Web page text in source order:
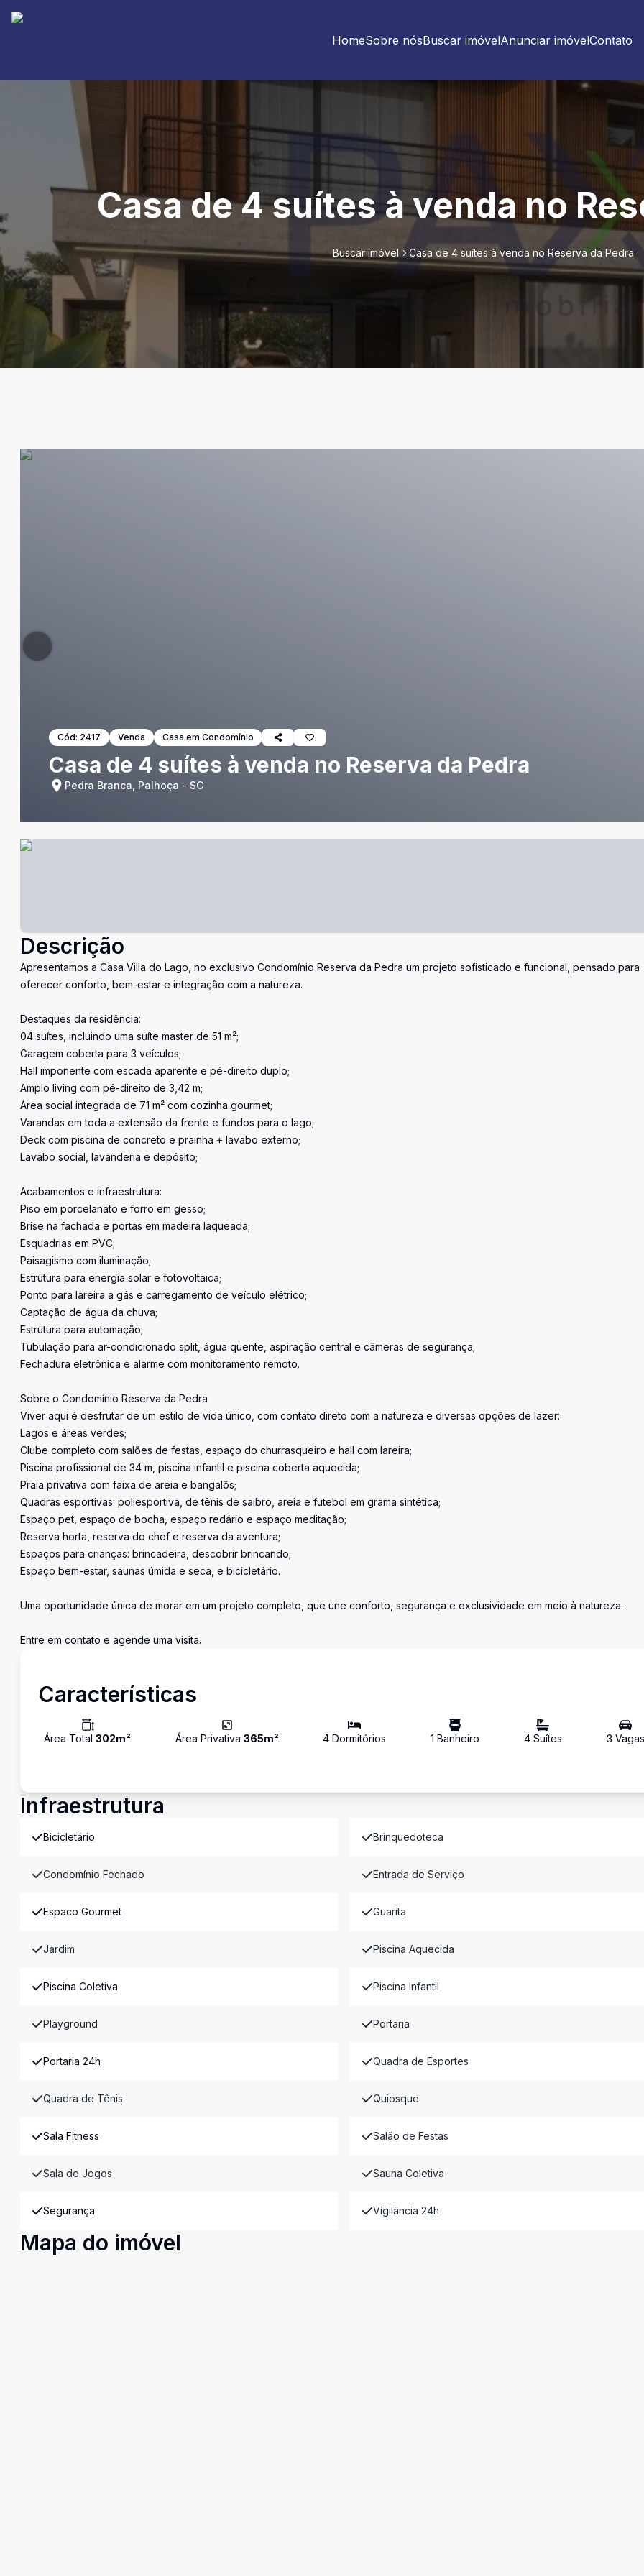
HomeSobre nósBuscar imóvelAnunciar imóvelContato
Casa de 4 suítes à venda no
Buscar imóvel Casa de 4 suítes à venda no Reserva da Pedra
Cód: 2417 Venda Casa em Condomínio
Casa de 4 suítes à venda no Reserva da Pedra
Pedra Branca, Palhoça - SC
Descrição
Apresentamos a Casa Villa do Lago, no exclusivo Condomínio Reserva da Pedra um projeto sofisticado e funcional, pensado para
oferecer conforto, bem-estar e integração com a natureza.
Destaques da residência:
04 suítes, incluindo uma suíte master de 51 m²;
Garagem coberta para 3 veículos;
Hall imponente com escada aparente e pé-direito duplo;
Amplo living com pé-direito de 3,42 m;
Área social integrada de 71 m² com cozinha gourmet;
Varandas em toda a extensão da frente e fundos para o lago;
Deck com piscina de concreto e prainha + lavabo externo;
Lavabo social, lavanderia e depósito;
Acabamentos e infraestrutura:
Piso em porcelanato e forro em gesso;
Brise na fachada e portas em madeira laqueada;
Esquadrias em PVC;
Paisagismo com iluminação;
Estrutura para energia solar e fotovoltaica;
Ponto para lareira a gás e carregamento de veículo elétrico;
Captação de água da chuva;
Estrutura para automação;
Tubulação para ar-condicionado split, água quente, aspiração central e câmeras de segurança;
Fechadura eletrônica e alarme com monitoramento remoto.
Sobre o Condomínio Reserva da Pedra
Viver aqui é desfrutar de um estilo de vida único, com contato direto com a natureza e diversas opções de lazer:
Lagos e áreas verdes;
Clube completo com salões de festas, espaço do churrasqueiro e hall com lareira;
Piscina profissional de 34 m, piscina infantil e piscina coberta aquecida;
Praia privativa com faixa de areia e bangalôs;
Quadras esportivas: poliesportiva, de tênis de saibro, areia e futebol em grama sintética;
Espaço pet, espaço de bocha, espaço redário e espaço meditação;
Reserva horta, reserva do chef e reserva da aventura;
Espaços para crianças: brincadeira, descobrir brincando;
Espaço bem-estar, saunas úmida e seca, e bicicletário.
Uma oportunidade única de morar em um projeto completo, que une conforto, segurança e exclusividade em meio à natureza.
Entre em contato e agende uma visita.
Características
Área Total 302m² Área Privativa 365m² 4 Dormitórios 1 Banheiro 4Suítes 3 Vagas
Infraestrutura
Bicicletário Brinquedoteca
Condomínio Fechado Entrada de Serviço
Espaco Gourmet Guarita
Jardim Piscina Aquecida
Piscina Coletiva Piscina Infantil
Playground Portaria
Portaria 24h Quadra de Esportes
Quadra de Tênis Quiosque
Sala Fitness Salão de Festas
Sala de Jogos Sauna Coletiva
Segurança Vigilância 24h
Mapa do imóvel